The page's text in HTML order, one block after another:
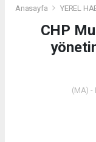
Anasayfa YEREL
CHP
(MA) -